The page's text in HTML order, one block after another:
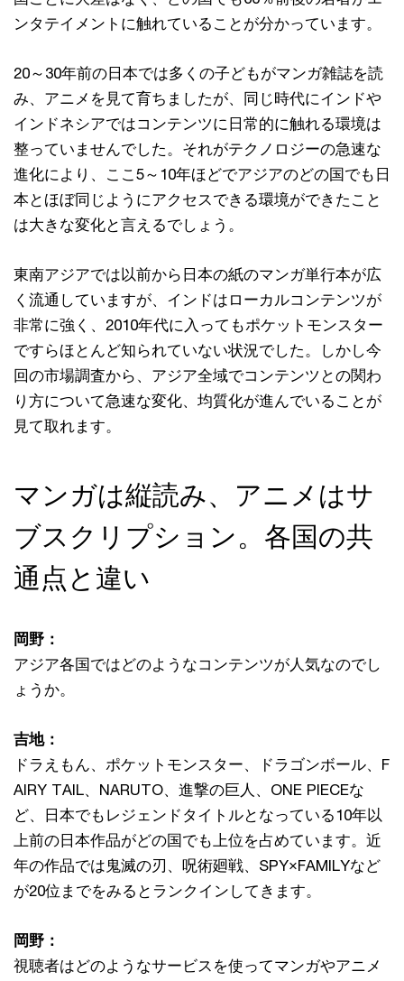
ンタテイメントに触れていることが分かっています。
20～30年前の日本では多くの子どもがマンガ雑誌を読
み、アニメを見て育ちましたが、同じ時代にインドや
インドネシアではコンテンツに日常的に触れる環境は
整っていませんでした。それがテクノロジーの急速な
進化により、ここ5～10年ほどでアジアのどの国でも日
本とほぼ同じようにアクセスできる環境ができたこと
は大きな変化と言えるでしょう。
東南アジアでは以前から日本の紙のマンガ単行本が広
く流通していますが、インドはローカルコンテンツが
非常に強く、2010年代に入ってもポケットモンスター
ですらほとんど知られていない状況でした。しかし今
回の市場調査から、アジア全域でコンテンツとの関わ
り方について急速な変化、均質化が進んでいることが
見て取れます。
マンガは縦読み、アニメはサ
ブスクリプション。各国の共
通点と違い
岡野：
アジア各国ではどのようなコンテンツが人気なのでし
ょうか。
吉地：
ドラえもん、ポケットモンスター、ドラゴンボール、F
AIRY TAIL、NARUTO、進撃の巨人、ONE PIECEな
ど、日本でもレジェンドタイトルとなっている10年以
上前の日本作品がどの国でも上位を占めています。近
年の作品では鬼滅の刃、呪術廻戦、SPY×FAMILYなど
が20位までをみるとランクインしてきます。
岡野：
視聴者はどのようなサービスを使ってマンガやアニメ